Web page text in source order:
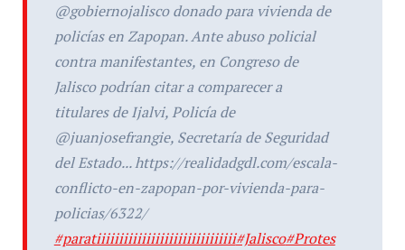
@gobiernojalisco donado para vivienda de
policías en Zapopan. Ante abuso policial
contra manifestantes, en Congreso de
Jalisco podrían citar a comparecer a
titulares de Ijalvi, Policía de
@juanjosefrangie, Secretaría de Seguridad
del Estado... https://realidadgdl.com/escala-
conflicto-en-zapopan-por-vivienda-para-
policias/6322/
#paratiiiiiiiiiiiiiiiiiiiiiiiiiiiiiii#Jalisco#Protes